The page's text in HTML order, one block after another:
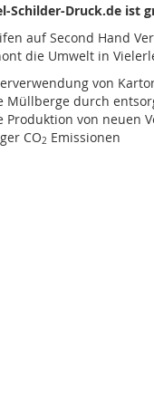
Schilder-Druck.de ist
auf Second Hand
die Umwelt in
von
Müllberge durch
Produktion von neuen
CO2 Emissionen